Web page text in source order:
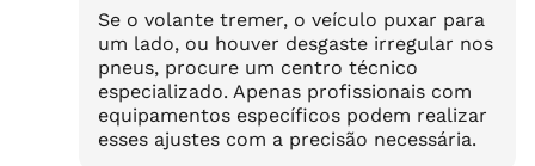
Se o volante tremer, o veículo puxar para
um lado, ou houver desgaste irregular nos
pneus, procure um centro técnico
especializado. Apenas profissionais com
equipamentos específicos podem realizar
esses ajustes com a precisão necessária.